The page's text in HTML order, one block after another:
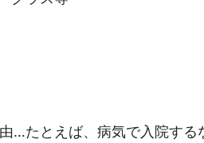
…たとえば、病気で入院する